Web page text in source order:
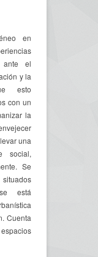
en
ante el
y la
esto
con un
la
una
social,
Se
está
Cuenta